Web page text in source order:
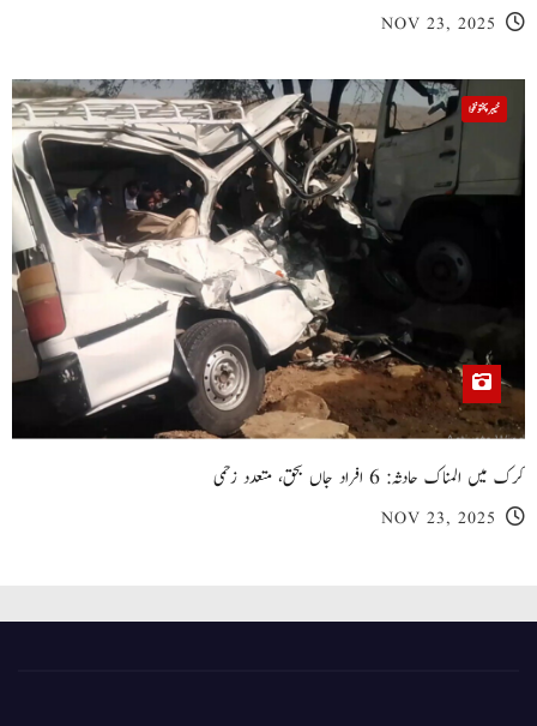
NOV 23, 2025
خیبر پختونخوا
کرک میں المناک حادثہ: 6 افراد جاں بحق، متعدد زخمی
NOV 23, 2025